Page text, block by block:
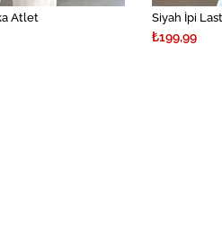
Atlet Siyah İpi
₺199,99